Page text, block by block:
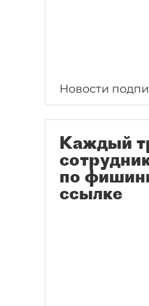
Новости
Каждый
по
ссылке